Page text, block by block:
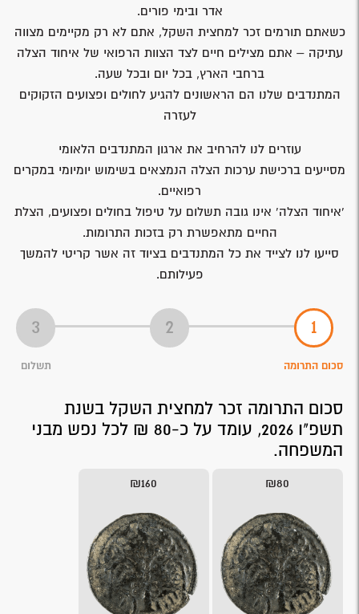
אדר ובימי פורים.
כשאתם תורמים זכר למחצית השקל, אתם לא רק מקיימים מצווה
עתיקה – אתם מצילים חיים לצד הצוות הרפואי של איחוד הצלה
ברחבי הארץ, בכל יום ובכל שעה.
המתנדבים שלנו הם הראשונים להגיע לחולים ופצועים הזקוקים
לעזרה
עוזרים לנו להרחיב את ארגון המתנדבים הלאומי
מסייעים ברכישת ערכות הצלה הנמצאים בשימוש יומיומי במקרים
רפואיים.
'איחוד הצלה' אינו גובה תשלום על טיפול בחולים ופצועים, הצלת
החיים מתאפשרת רק בזכות התרומות.
סייעו לנו לצייד את כל המתנדבים בציוד זה אשר קריטי להמשך
פעילותם.
סכום התרומה תשלום
סכום התרומה זכר למחצית השקל בשנת
תשפ"ו 2026, עומד על כ-80 ₪ לכל נפש מבני
המשפחה.
₪80
₪160